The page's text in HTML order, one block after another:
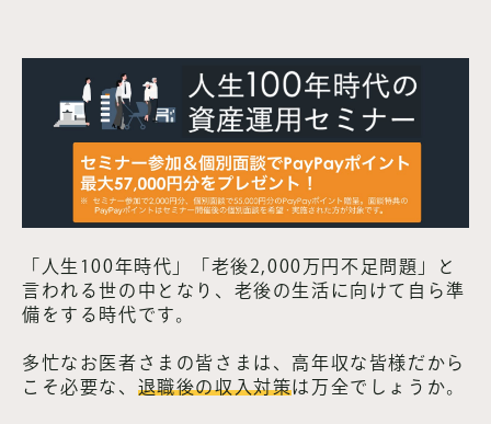
「人生100年時代」「老後2,000万円不足問題」と
言われる世の中となり、老後の生活に向けて自ら準
備をする時代です。
多忙なお医者さまの皆さまは、高年収な皆様だから
こそ必要な、 退職後の収入対策は万全でしょうか。